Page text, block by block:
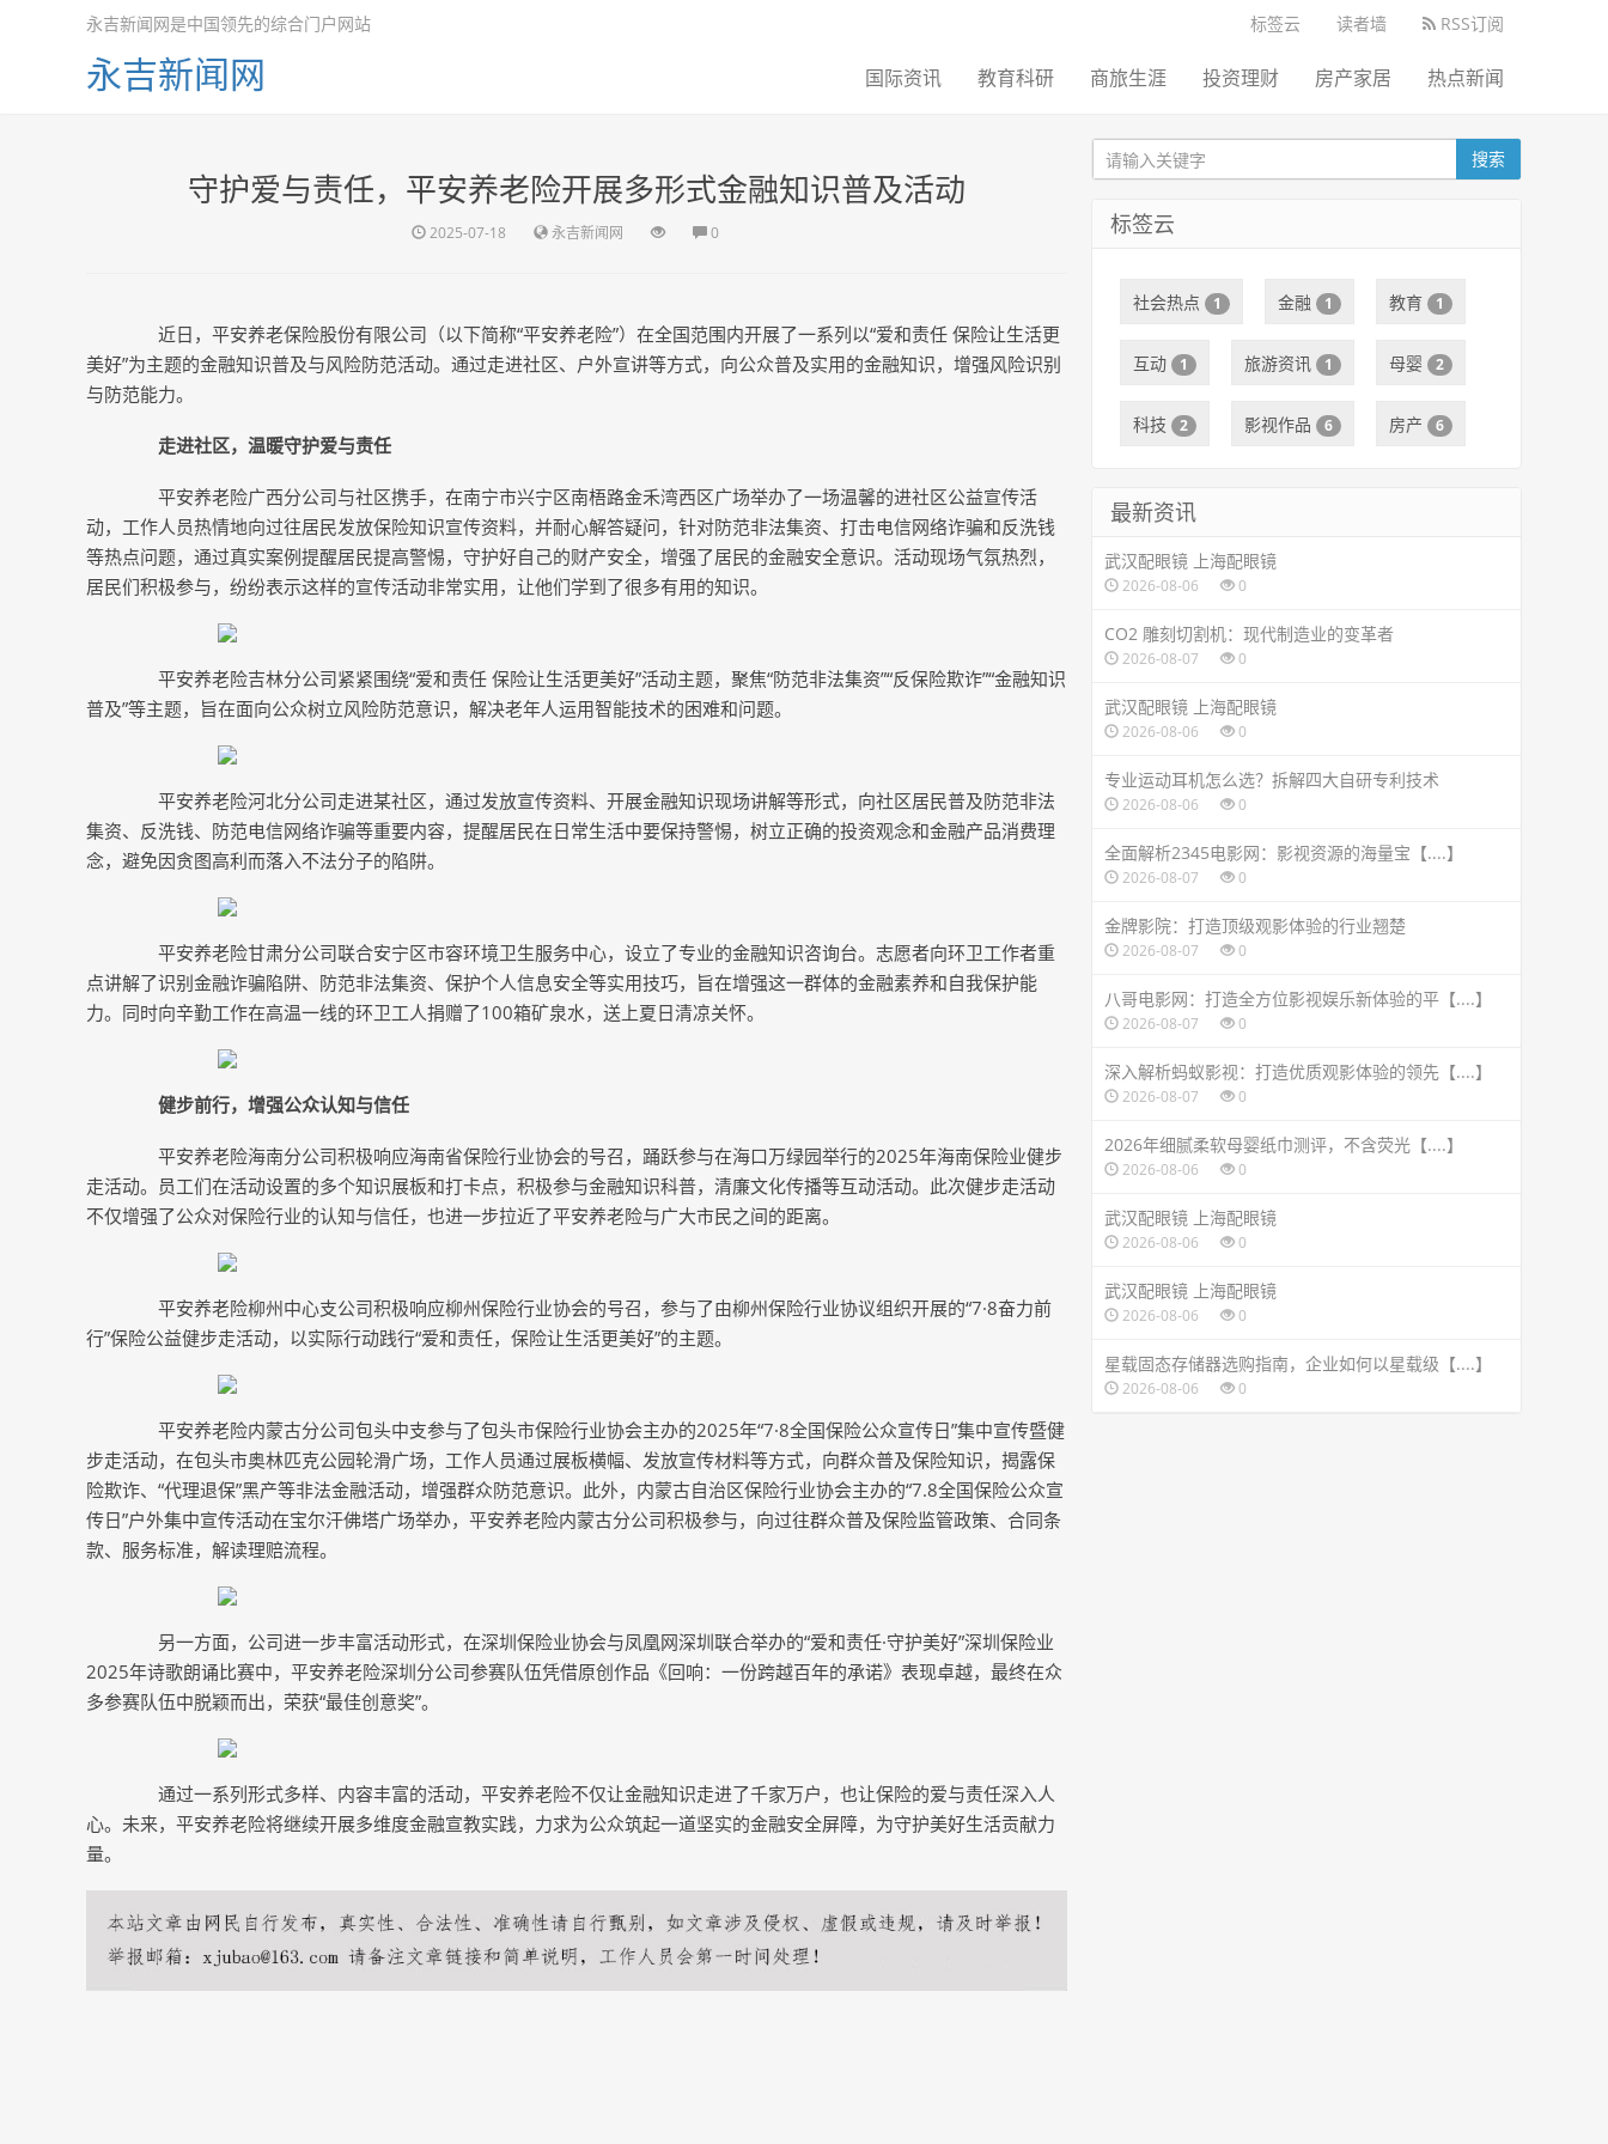
标签云 读者墙 RSS订阅
永吉新闻网是中国领先的综合门户网站
永吉新闻网 国际资讯 教育科研 商旅生涯 投资理财 房产家居 热点新闻
守护爱与责任，平安养老险开展多形式金融知识普及活动
2025-07-18 永吉新闻网 0
近日，平安养老保险股份有限公司（以下简称“平安养老险”）在全国范围内开展了一系列以“爱和责任 保险让生活更
美好”为主题的金融知识普及与风险防范活动。通过走进社区、户外宣讲等方式，向公众普及实用的金融知识，增强风险识别
与防范能力。
走进社区，温暖守护爱与责任
平安养老险广西分公司与社区携手，在南宁市兴宁区南梧路金禾湾西区广场举办了一场温馨的进社区公益宣传活
动，工作人员热情地向过往居民发放保险知识宣传资料，并耐心解答疑问，针对防范非法集资、打击电信网络诈骗和反洗钱
等热点问题，通过真实案例提醒居民提高警惕，守护好自己的财产安全，增强了居民的金融安全意识。活动现场气氛热烈，
居民们积极参与，纷纷表示这样的宣传活动非常实用，让他们学到了很多有用的知识。
平安养老险吉林分公司紧紧围绕“爱和责任 保险让生活更美好”活动主题，聚焦“防范非法集资”“反保险欺诈”“金融知识
普及”等主题，旨在面向公众树立风险防范意识，解决老年人运用智能技术的困难和问题。
平安养老险河北分公司走进某社区，通过发放宣传资料、开展金融知识现场讲解等形式，向社区居民普及防范非法
集资、反洗钱、防范电信网络诈骗等重要内容，提醒居民在日常生活中要保持警惕，树立正确的投资观念和金融产品消费理
念，避免因贪图高利而落入不法分子的陷阱。
平安养老险甘肃分公司联合安宁区市容环境卫生服务中心，设立了专业的金融知识咨询台。志愿者向环卫工作者重
点讲解了识别金融诈骗陷阱、防范非法集资、保护个人信息安全等实用技巧，旨在增强这一群体的金融素养和自我保护能
力。同时向辛勤工作在高温一线的环卫工人捐赠了100箱矿泉水，送上夏日清凉关怀。
健步前行，增强公众认知与信任
平安养老险海南分公司积极响应海南省保险行业协会的号召，踊跃参与在海口万绿园举行的2025年海南保险业健步
走活动。员工们在活动设置的多个知识展板和打卡点，积极参与金融知识科普，清廉文化传播等互动活动。此次健步走活动
不仅增强了公众对保险行业的认知与信任，也进一步拉近了平安养老险与广大市民之间的距离。
平安养老险柳州中心支公司积极响应柳州保险行业协会的号召，参与了由柳州保险行业协议组织开展的“7·8奋力前
行”保险公益健步走活动，以实际行动践行“爱和责任，保险让生活更美好”的主题。
平安养老险内蒙古分公司包头中支参与了包头市保险行业协会主办的2025年“7·8全国保险公众宣传日”集中宣传暨健
步走活动，在包头市奥林匹克公园轮滑广场，工作人员通过展板横幅、发放宣传材料等方式，向群众普及保险知识，揭露保
险欺诈、“代理退保”黑产等非法金融活动，增强群众防范意识。此外，内蒙古自治区保险行业协会主办的“7.8全国保险公众宣
传日”户外集中宣传活动在宝尔汗佛塔广场举办，平安养老险内蒙古分公司积极参与，向过往群众普及保险监管政策、合同条
款、服务标准，解读理赔流程。
另一方面，公司进一步丰富活动形式，在深圳保险业协会与凤凰网深圳联合举办的“爱和责任·守护美好”深圳保险业
2025年诗歌朗诵比赛中，平安养老险深圳分公司参赛队伍凭借原创作品《回响：一份跨越百年的承诺》表现卓越，最终在众
多参赛队伍中脱颖而出，荣获“最佳创意奖”。
通过一系列形式多样、内容丰富的活动，平安养老险不仅让金融知识走进了千家万户，也让保险的爱与责任深入人
心。未来，平安养老险将继续开展多维度金融宣教实践，力求为公众筑起一道坚实的金融安全屏障，为守护美好生活贡献力
量。
搜索
标签云
社会热点 1 金融 1 教育 1
互动 1 旅游资讯 1 母婴 2
科技 2 影视作品 6 房产 6
最新资讯
武汉配眼镜 上海配眼镜
2026-08-06 0
CO2 雕刻切割机：现代制造业的变革者
2026-08-07 0
武汉配眼镜 上海配眼镜
2026-08-06 0
专业运动耳机怎么选？拆解四大自研专利技术
2026-08-06 0
全面解析2345电影网：影视资源的海量宝【....】
2026-08-07 0
金牌影院：打造顶级观影体验的行业翘楚
2026-08-07 0
八哥电影网：打造全方位影视娱乐新体验的平【....】
2026-08-07 0
深入解析蚂蚁影视：打造优质观影体验的领先【....】
2026-08-07 0
2026年细腻柔软母婴纸巾测评，不含荧光【....】
2026-08-06 0
武汉配眼镜 上海配眼镜
2026-08-06 0
武汉配眼镜 上海配眼镜
2026-08-06 0
星载固态存储器选购指南，企业如何以星载级【....】
2026-08-06 0